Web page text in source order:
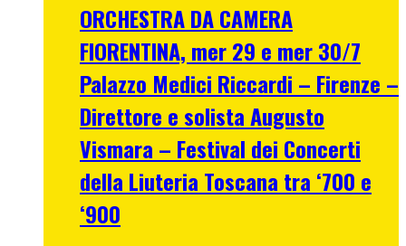
ORCHESTRA DA CAMERA
FIORENTINA, mer 29 e mer 30/7
Palazzo Medici Riccardi – Firenze –
Direttore e solista Augusto
Vismara – Festival dei Concerti
della Liuteria Toscana tra ‘700 e
‘900